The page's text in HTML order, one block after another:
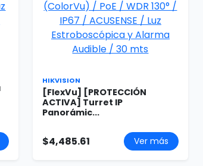
HIKVISION
[FlexVu] [PROTECCIÓN
ACTIVA] Turret IP
Panorámic...
$4,485.61 Ver más